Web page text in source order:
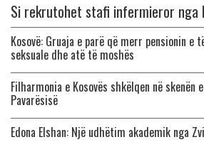
Si rekrutohet stafi infermieror nga
Kosovë: Gruaja e parë që merr pensionin e
seksuale dhe atë të moshës
Filharmonia e Kosovës shkëlqen në skenën
Pavarësisë
Edona Elshan: Një udhëtim akademik nga